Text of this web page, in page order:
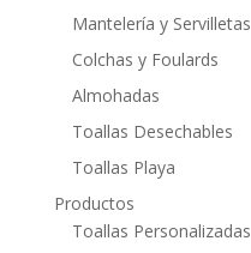
Mantelería y Servilletas
Colchas y Foulards
Almohadas
Toallas Desechables
Toallas Playa
Productos
Toallas Personalizadas